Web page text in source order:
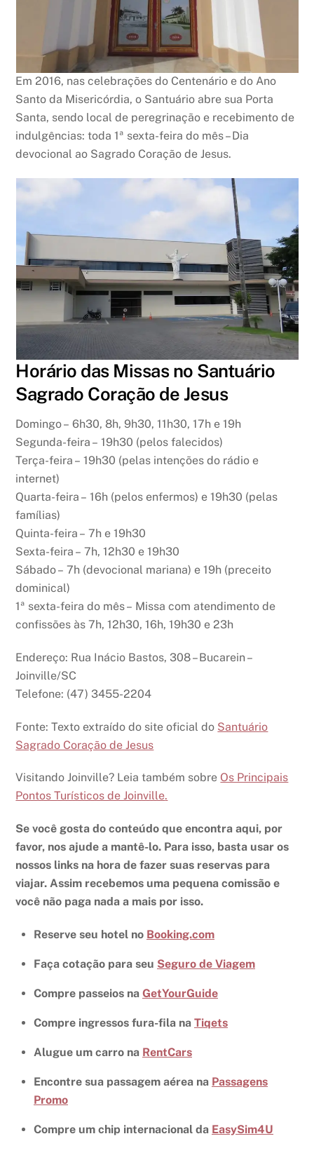
Em 2016, nas celebrações do Centenário e do Ano
Santo da Misericórdia, o Santuário abre sua Porta
Santa, sendo local de peregrinação e recebimento de
indulgências: toda 1ª sexta-feira do mês – Dia
devocional ao Sagrado Coração de Jesus.
Horário das Missas no Santuário
Sagrado Coração de Jesus
Domingo – 6h30, 8h, 9h30, 11h30, 17h e 19h
Segunda-feira – 19h30 (pelos falecidos)
Terça-feira – 19h30 (pelas intenções do rádio e
internet)
Quarta-feira – 16h (pelos enfermos) e 19h30 (pelas
famílias)
Quinta-feira – 7h e 19h30
Sexta-feira – 7h, 12h30 e 19h30
Sábado – 7h (devocional mariana) e 19h (preceito
dominical)
1ª sexta-feira do mês – Missa com atendimento de
confissões às 7h, 12h30, 16h, 19h30 e 23h
Endereço: Rua Inácio Bastos, 308 – Bucarein –
Joinville/SC
Telefone: (47) 3455-2204
Fonte: Texto extraído do site oficial do Santuário
Sagrado Coração de Jesus
Visitando Joinville? Leia também sobre Os Principais
Pontos Turísticos de Joinville.
Se você gosta do conteúdo que encontra aqui, por
favor, nos ajude a mantê-lo. Para isso, basta usar os
nossos links na hora de fazer suas reservas para
viajar. Assim recebemos uma pequena comissão e
você não paga nada a mais por isso.
Reserve seu hotel no Booking.com
Faça cotação para seu Seguro de Viagem
Compre passeios na GetYourGuide
Compre ingressos fura-fila na Tiqets
Alugue um carro na RentCars
Encontre sua passagem aérea na Passagens
Promo
Compre um chip internacional da EasySim4U